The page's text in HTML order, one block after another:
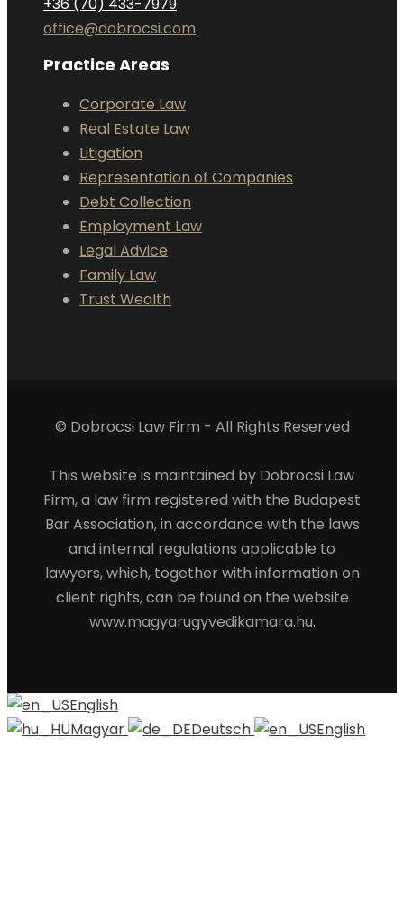
+36 (70) 433-7979
office@dobrocsi.com
Practice Areas
Corporate Law
Real Estate Law
Litigation
Representation of Companies
Debt Collection
Employment Law
Legal Advice
Family Law
Trust Wealth
© Dobrocsi Law Firm - All Rights Reserved
This website is maintained by Dobrocsi Law
Firm, a law firm registered with the Budapest
Bar Association, in accordance with the laws
and internal regulations applicable to
lawyers, which, together with information on
client rights, can be found on the website
www.magyarugyvedikamara.hu.
English
Magyar
Deutsch English